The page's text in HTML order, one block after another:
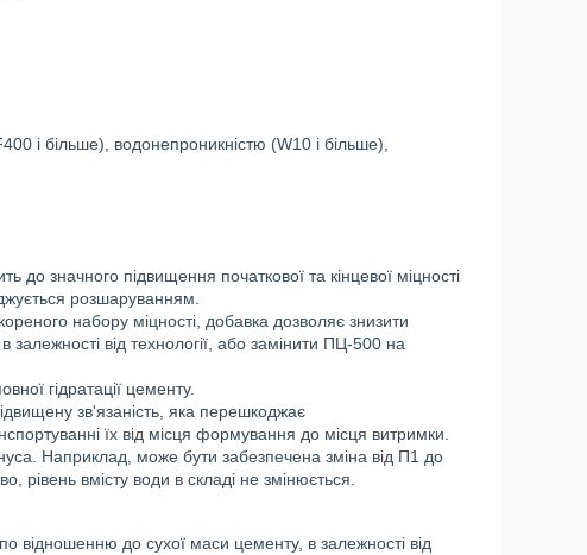
і більше), водонепроникністю (W10 і більше),
до значного підвищення початкової та кінцевої міцності
розшаруванням.
набору міцності, добавка дозволяє знизити
залежності від технології, або замінити ПЦ-500 на
гідратації цементу.
зв'язаність, яка перешкоджає
їх від місця формування до місця витримки.
Наприклад, може бути забезпечена зміна від П1 до
рівень вмісту води в складі не змінюється.
до сухої маси цементу, в залежності від